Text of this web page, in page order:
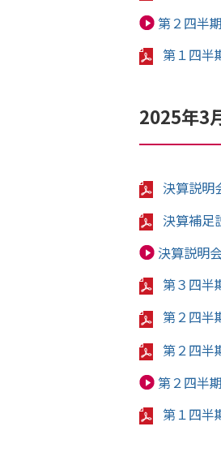
第２四半
第１四
2025年3
決算説明
決算補足
決算説明
第３四
第２四半
第２四半
第２四半
第１四半